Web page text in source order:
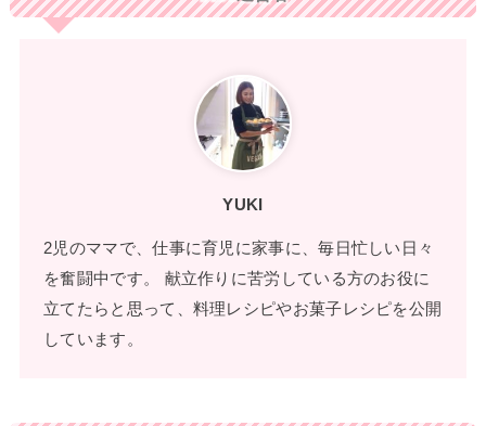
YUKI
2児のママで、仕事に育児に家事に、毎日忙しい日々
を奮闘中です。 献立作りに苦労している方のお役に
立てたらと思って、料理レシピやお菓子レシピを公開
しています。